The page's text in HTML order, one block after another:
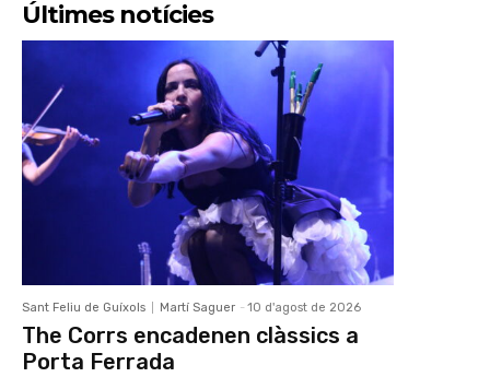
Últimes notícies
Sant Feliu de Guíxols Martí Saguer - 10 d'agost de 2026
The Corrs encadenen clàssics a
Porta Ferrada